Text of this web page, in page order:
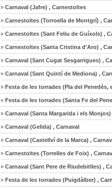
» Carnaval (Jafre) , Carnestoltes
» Carnestoltes (Torroella de Montgrí) ,
» Carnestoltes (Sant Feliu de Guíxols) ,
» Carnestoltes (Santa Cristina d'Aro) ,
» Carnaval (Sant Cugat Sesgarrigues) ,
» Carnaval (Sant Quintí de Mediona) ,
» Festa de les torrades (Pla del Penedès,
» Festa de les torrades (Santa Fe del
» Carnaval (Santa Margarida i els Monjos)
» Carnaval (Gelida) , Carnaval
» Carnaval (Castellví de la Marca) ,
» Carnestoltes (Torrelles de Foix) ,
» Carnaval (Sant Pere de Riudebitlles) ,
» Festa de les torrades (Puigdàlber) ,